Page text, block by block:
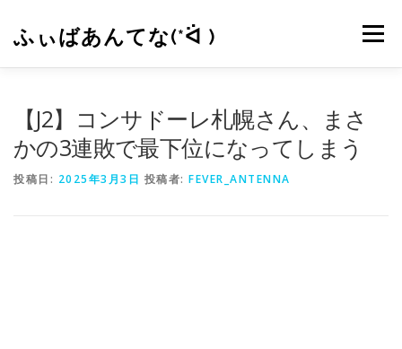
ふぃばあんてな(*ᐛ ) メニュー
【J2】コンサドーレ札幌さん、まさ
かの3連敗で最下位になってしまう
投稿日: 2025年3月3日 投稿者: FEVER_ANTENNA